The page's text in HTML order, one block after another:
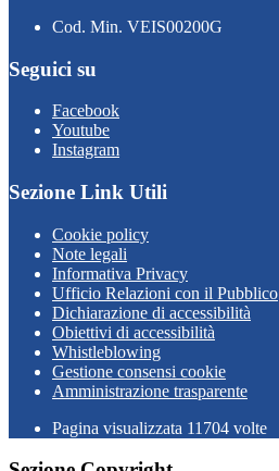
Cod. Min. VEIS00200G
Seguici su
Facebook
Youtube
Instagram
Sezione Link Utili
Cookie policy
Note legali
Informativa Privacy
Ufficio Relazioni con il Pubblico
Dichiarazione di accessibilità
Obiettivi di accessibilità
Whistleblowing
Gestione consensi cookie
Amministrazione trasparente
Pagina visualizzata 11704 volte